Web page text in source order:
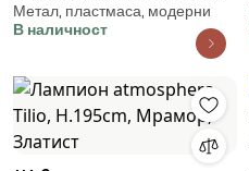
допирен димер 3 стъпки
димиране - Line-up
Метал, пластмаса, модерни
В наличност